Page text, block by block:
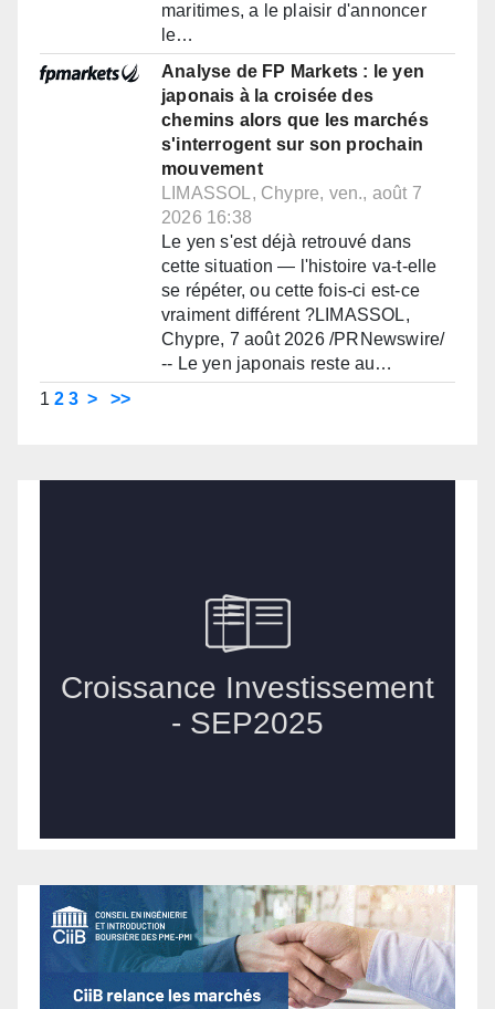
maritimes, a le plaisir d'annoncer
le…
Analyse de FP Markets : le yen
japonais à la croisée des
chemins alors que les marchés
s'interrogent sur son prochain
mouvement
LIMASSOL, Chypre, ven., août 7
2026 16:38
Le yen s'est déjà retrouvé dans
cette situation — l'histoire va-t-elle
se répéter, ou cette fois-ci est-ce
vraiment différent ?LIMASSOL,
Chypre, 7 août 2026 /PRNewswire/
-- Le yen japonais reste au…
1 2 3 > >>